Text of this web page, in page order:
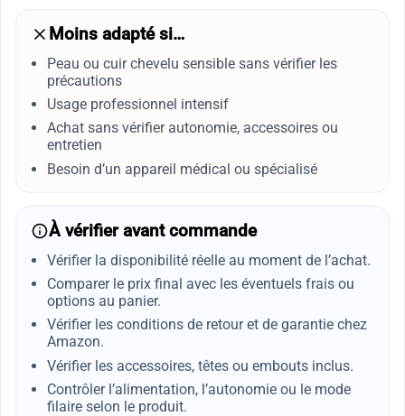
Moins adapté si…
Peau ou cuir chevelu sensible sans vérifier les
précautions
Usage professionnel intensif
Achat sans vérifier autonomie, accessoires ou
entretien
Besoin d’un appareil médical ou spécialisé
À vérifier avant commande
Vérifier la disponibilité réelle au moment de l’achat.
Comparer le prix final avec les éventuels frais ou
options au panier.
Vérifier les conditions de retour et de garantie chez
Amazon.
Vérifier les accessoires, têtes ou embouts inclus.
Contrôler l’alimentation, l’autonomie ou le mode
filaire selon le produit.